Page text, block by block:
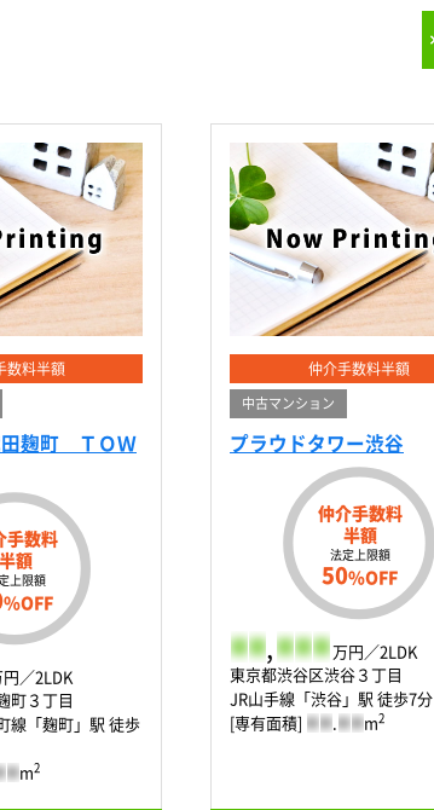
数料半額
麹町 ＴＯＷ
手数料
半額
上限額
%OFF
／2LDK
町３丁目
線「麹町」駅 徒歩
- m2
仲介手数料半額
中古マンション
プラウドタワー渋谷
仲介手数料
半額
法定上限額
50%OFF
- - ,- - - 万円／2LDK
東京都渋谷区渋谷３丁目
JR山手線「渋谷」駅 徒歩7分
[専有面積] - - .- - m2